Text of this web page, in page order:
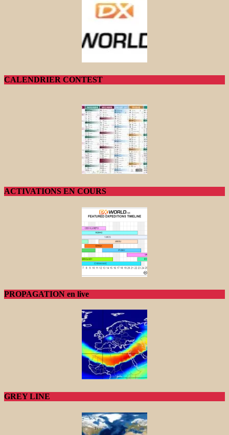
CALENDRIER CONTEST
ACTIVATIONS EN COURS
PROPAGATION en live
GREY LINE